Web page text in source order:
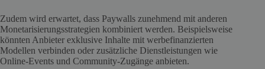
Zudem wird erwartet, dass Paywalls zunehmend mit anderen
Monetarisierungsstrategien kombiniert werden. Beispielsweise
könnten Anbieter exklusive Inhalte mit werbefinanzierten
Modellen verbinden oder zusätzliche Dienstleistungen wie
Online-Events und Community-Zugänge anbieten.